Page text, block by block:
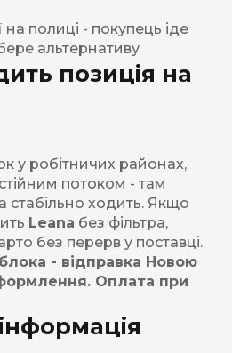
на полиці - покупець іде
альтернативу
позиція на
у робітничих районах,
потоком - там
стабільно ходить. Якщо
Leana без фільтра,
без перерв у поставці.
- відправка Новою
Оплата при